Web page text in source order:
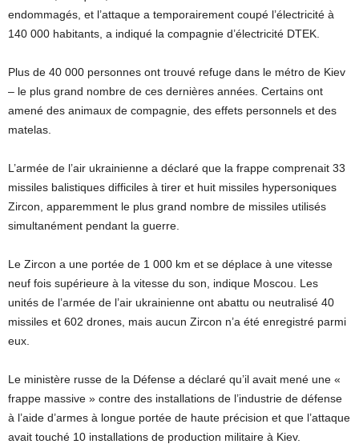
endommagés, et l’attaque a temporairement coupé l’électricité à
140 000 habitants, a indiqué la compagnie d’électricité DTEK.
Plus de 40 000 personnes ont trouvé refuge dans le métro de Kiev
– le plus grand nombre de ces dernières années. Certains ont
amené des animaux de compagnie, des effets personnels et des
matelas.
L’armée de l’air ukrainienne a déclaré que la frappe comprenait 33
missiles balistiques difficiles à tirer et huit missiles hypersoniques
Zircon, apparemment le plus grand nombre de missiles utilisés
simultanément pendant la guerre.
Le Zircon a une portée de 1 000 km et se déplace à une vitesse
neuf fois supérieure à la vitesse du son, indique Moscou. Les
unités de l’armée de l’air ukrainienne ont abattu ou neutralisé 40
missiles et 602 drones, mais aucun Zircon n’a été enregistré parmi
eux.
Le ministère russe de la Défense a déclaré qu’il avait mené une «
frappe massive » contre des installations de l’industrie de défense
à l’aide d’armes à longue portée de haute précision et que l’attaque
avait touché 10 installations de production militaire à Kiev.